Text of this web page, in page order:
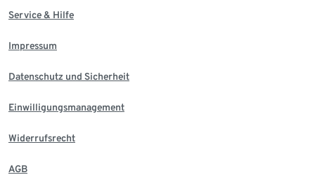
Service & Hilfe
Impressum
Datenschutz und Sicherheit
Einwilligungsmanagement
Widerrufsrecht
AGB